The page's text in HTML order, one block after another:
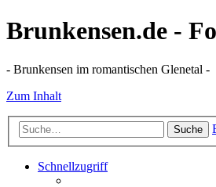
Brunkensen.de -
- Brunkensen im romantischen Glenetal -
Zum Inhalt
Suche
Schnellzugriff